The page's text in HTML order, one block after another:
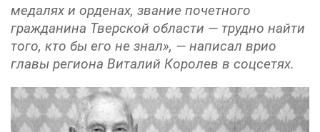
медалях и орденах, звание почетного
гражданина Тверской области — трудно найти
того, кто бы его не знал», — написал врио
главы региона Виталий Королев в соцсетях.